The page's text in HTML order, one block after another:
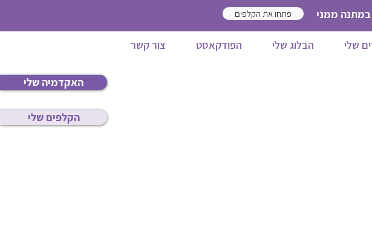
האקדמיה שלי
הקלפים שלי
פתחו את הקלפים במתנה ממני
שלי הבלוג שלי הפודקאסט צור קשר